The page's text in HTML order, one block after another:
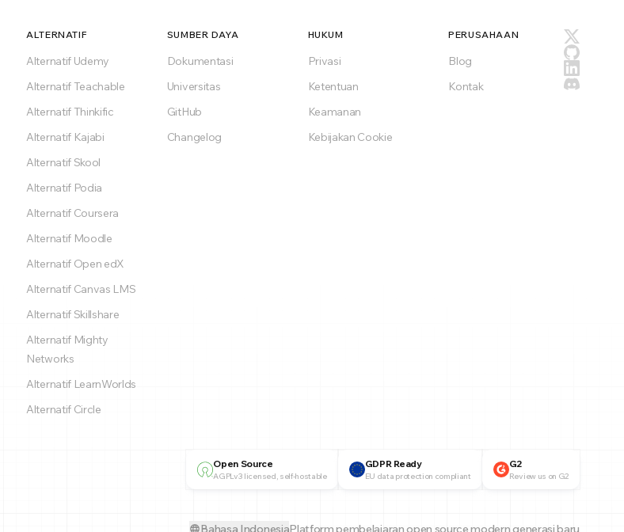
ALTERNATIF
Alternatif Udemy
Alternatif Teachable
Alternatif Thinkific
Alternatif Kajabi
Alternatif Skool
Alternatif Podia
Alternatif Coursera
Alternatif Moodle
Alternatif Open edX
Alternatif Canvas LMS
Alternatif Skillshare
Alternatif Mighty
Networks
Alternatif LearnWorlds
Alternatif Circle
SUMBER DAYA
Dokumentasi
Universitas
GitHub
Changelog
HUKUM
Privasi
Ketentuan
Keamanan
Kebijakan Cookie
PERUSAHAAN
Blog
Kontak
Open Source
AGPLv3 licensed, self-hostable
GDPR Ready
EU data protection compliant
G2
Review us on G2
Bahasa IndonesiaPlatform pembelajaran open source modern generasi baru